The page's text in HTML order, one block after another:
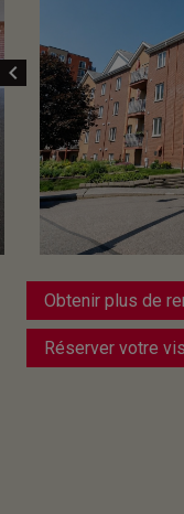
chevron_left
Obtenir plus de
Réserver votre